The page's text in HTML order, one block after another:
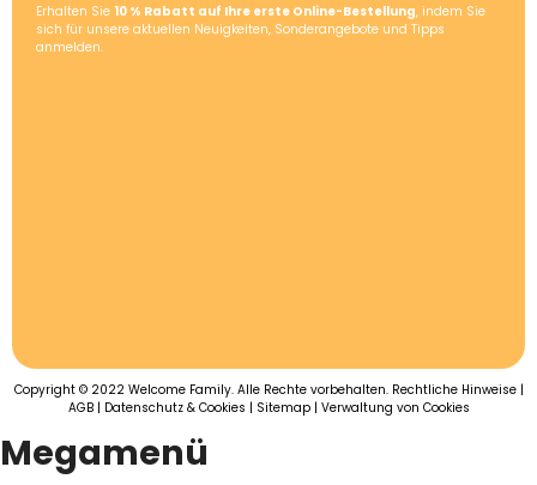
Erhalten Sie 10 % Rabatt auf Ihre erste Online-Bestellung, indem Sie
sich für unsere aktuellen Neuigkeiten, Sonderangebote und Tipps
anmelden.
Copyright © 2022 Welcome Family. Alle Rechte vorbehalten. Rechtliche Hinweise|
AGB| Datenschutz & Cookies | Sitemap| Verwaltung von Cookies
Megamenü